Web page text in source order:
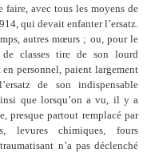
avec tous les moyens de
qui devait enfanter l’ersatz.
autres mœurs ; ou, pour le
classes tire de son lourd
personnel, paient largement
’ersatz de son indispensable
que lorsqu’on a vu, il y a
presque partout remplacé par
levures chimiques, fours
n’a pas déclenché